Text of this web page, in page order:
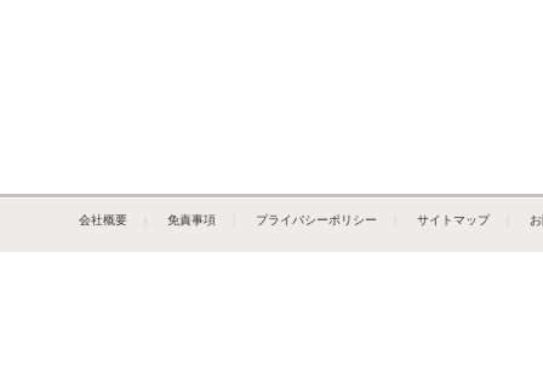
会社概要 免責事項 プライバシーポリシー サイトマップ｜